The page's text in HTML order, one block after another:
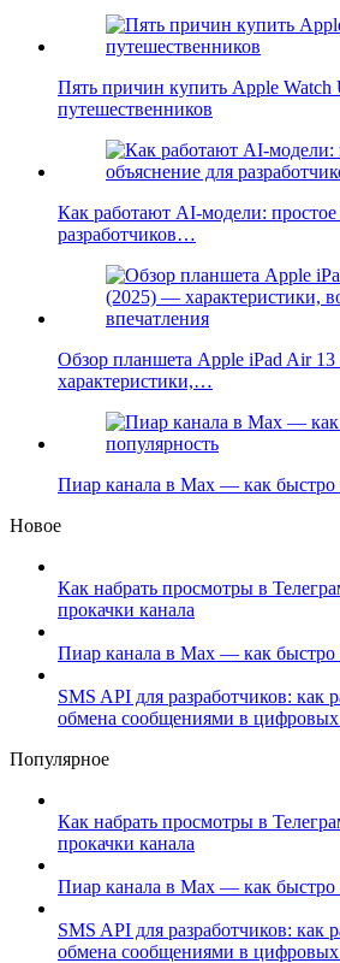
Пять причин купить Apple Watch
путешественников
Как работают AI-модели: простое
разработчиков…
Обзор планшета Apple iPad Air
характеристики,…
Пиар канала в Max — как быстро
Новое
Как набрать просмотры в
прокачки канала
Пиар канала в Max — как быстро
SMS API для разработчиков: как
обмена сообщениями в цифровых
Популярное
Как набрать просмотры в
прокачки канала
Пиар канала в Max — как быстро
SMS API для разработчиков: как
обмена сообщениями в цифровых